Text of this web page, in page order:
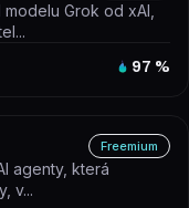
Grok od xAI,
97 %
Freemium
agenty, která
v...